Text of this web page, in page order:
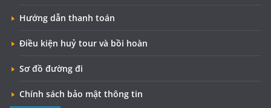
Hướng dẫn thanh toán
Điều kiện huỷ tour và bồi hoàn
Sơ đồ đường đi
Chính sách bảo mật thông tin